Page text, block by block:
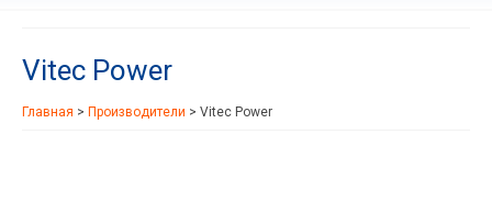
Производители
Рынки
Vitec Power
Главная > Производители > Vitec Power